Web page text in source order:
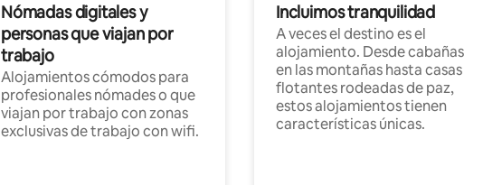
Nómadas digitales y
personas que viajan por
trabajo
Alojamientos cómodos para
profesionales nómades o que
viajan por trabajo con zonas
exclusivas de trabajo con wifi.
Incluimos tranquilidad
A veces el destino es el
alojamiento. Desde cabañas
en las montañas hasta casas
flotantes rodeadas de paz,
estos alojamientos tienen
características únicas.